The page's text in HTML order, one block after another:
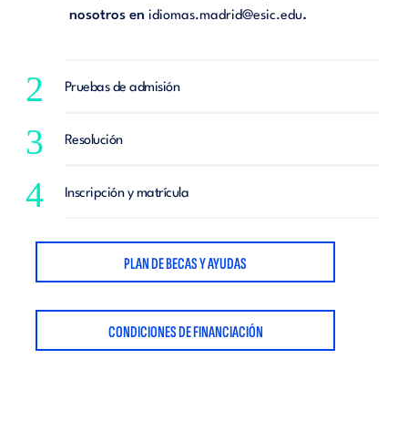
nosotros enidiomas.madrid@esic.edu.
2 Pruebas de admisión
3 Resolución
4 Inscripción y matrícula
PLAN DE BECAS Y AYUDAS
CONDICIONES DE FINANCIACIÓN